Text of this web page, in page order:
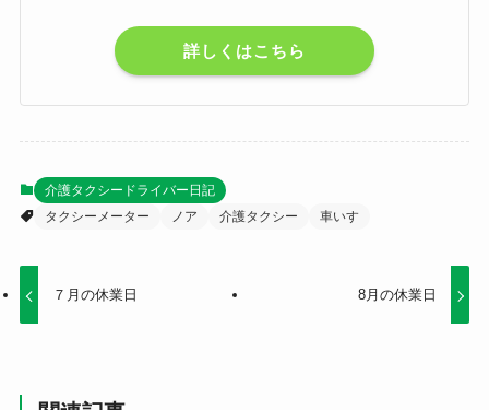
詳しくはこちら
介護タクシードライバー日記
タクシーメーター
ノア 介護タクシー 車いす
７月の休業日 8月の休業日